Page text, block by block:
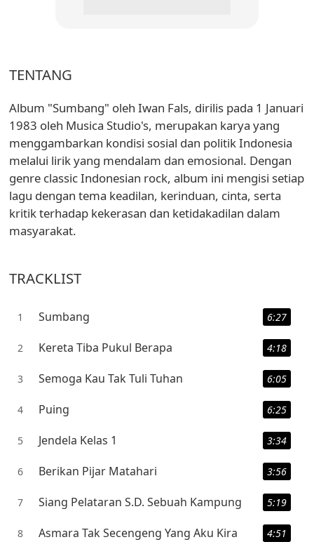
TENTANG
Album "Sumbang" oleh Iwan Fals, dirilis pada 1 Januari
1983 oleh Musica Studio's, merupakan karya yang
menggambarkan kondisi sosial dan politik Indonesia
melalui lirik yang mendalam dan emosional. Dengan
genre classic Indonesian rock, album ini mengisi setiap
lagu dengan tema keadilan, kerinduan, cinta, serta
kritik terhadap kekerasan dan ketidakadilan dalam
masyarakat.
TRACKLIST
1 Sumbang 6:27
2 Kereta Tiba Pukul Berapa 4:18
3 Semoga Kau Tak Tuli Tuhan 6:05
4 Puing 6:25
5 Jendela Kelas 1 3:34
6 Berikan Pijar Matahari 3:56
7 Siang Pelataran S.D. Sebuah Kampung 5:19
8 Asmara Tak Secengeng Yang Aku Kira 4:51